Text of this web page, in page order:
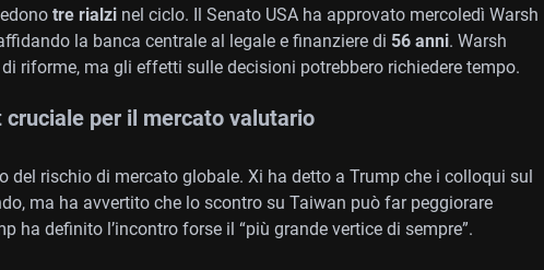
tre rialzi nel ciclo. Il Senato USA ha approvato mercoledì Warsh
la banca centrale al legale e finanziere di 56 anni. Warsh
riforme, ma gli effetti sulle decisioni potrebbero richiedere tempo.
per il mercato valutario
del rischio di mercato globale. Xi ha detto a Trump che i colloqui sul
ma ha avvertito che lo scontro su Taiwan può far peggiorare
ha definito l’incontro forse il “più grande vertice di sempre”.